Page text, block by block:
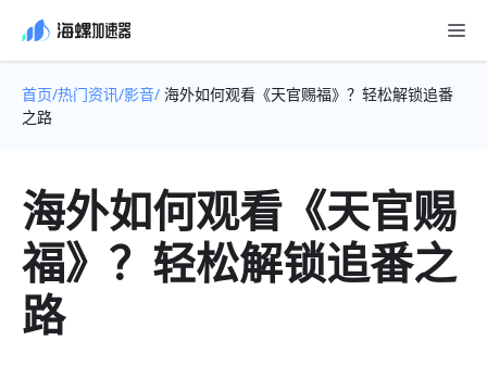
首页/热门资讯/影音/ 海外如何观看《天官赐福》？轻松解锁追番
之路
海外如何观看《天官赐
福》？轻松解锁追番之
路